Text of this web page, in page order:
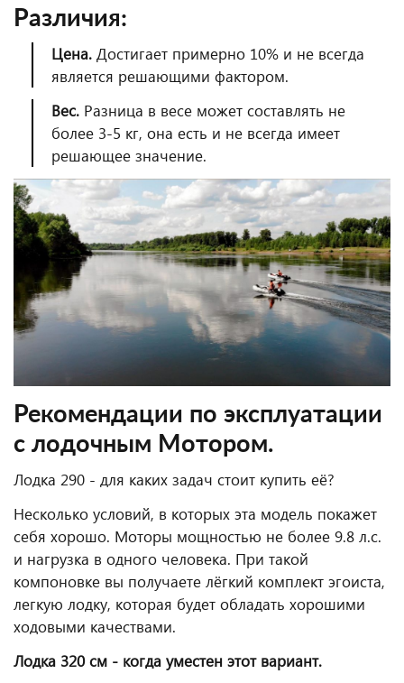
Различия:
Цена. Достигает примерно 10% и не всегда
является решающими фактором.
Вес. Разница в весе может составлять не
более 3-5 кг, она есть и не всегда имеет
решающее значение.
Рекомендации по эксплуатации
с лодочным Мотором.
Лодка 290 - для каких задач стоит купить её?
Несколько условий, в которых эта модель покажет
себя хорошо. Моторы мощностью не более 9.8 л.с.
и нагрузка в одного человека. При такой
компоновке вы получаете лёгкий комплект эгоиста,
легкую лодку, которая будет обладать хорошими
ходовыми качествами.
Лодка 320 см - когда уместен этот вариант.